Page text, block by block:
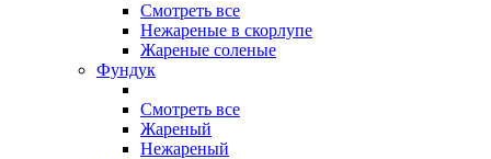
Смотреть все
Нежареные в скорлупе
Жареные соленые
Фундук
Смотреть все
Жареный
Нежареный